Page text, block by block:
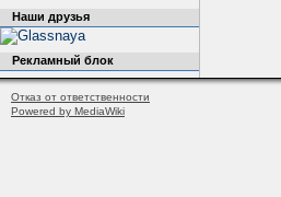
Наши друзья
Рекламный блок
Отказ от ответственности
Powered by MediaWiki